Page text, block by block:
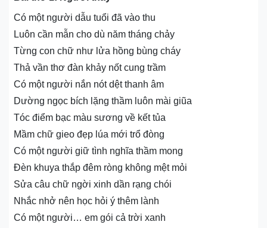
Có một người dẫu tuổi đã vào thu
Luôn cần mẫn cho dù năm tháng chảy
Từng con chữ như lửa hồng bùng cháy
Thả vần thơ đàn khảy nốt cung trầm
Có một người nắn nót dệt thanh âm
Dường ngọc bích lặng thầm luôn mài giũa
Tóc điểm bạc màu sương về kết tủa
Mầm chữ gieo đẹp lúa mới trổ đòng
Có một người giữ tình nghĩa thầm mong
Đèn khuya thắp đêm ròng không mệt mỏi
Sửa câu chữ ngời xinh dần rạng chói
Nhắc nhở nên học hỏi ý thêm lành
Có một người… em gói cả trời xanh